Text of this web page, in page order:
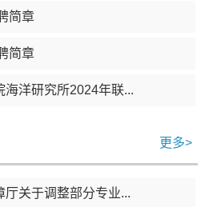
简章
简章
洋研究所2024年联...
更多>
关于调整部分专业...